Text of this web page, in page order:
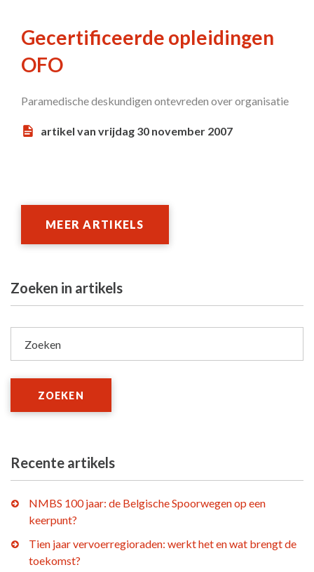
Gecertificeerde opleidingen
OFO
Paramedische deskundigen ontevreden over organisatie
artikel van vrijdag 30 november 2007
MEER ARTIKELS
Zoeken in artikels
Zoeken
ZOEKEN
Recente artikels
NMBS 100 jaar: de Belgische Spoorwegen op een
keerpunt?
Tien jaar vervoerregioraden: werkt het en wat brengt de
toekomst?